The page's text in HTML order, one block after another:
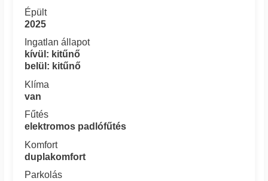
Épült
2025
Ingatlan állapot
kívül: kitűnő
belül: kitűnő
Klíma
van
Fűtés
elektromos padlófűtés
Komfort
duplakomfort
Parkolás